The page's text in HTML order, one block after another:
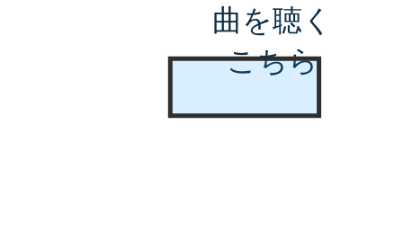
曲を聴く
こちら